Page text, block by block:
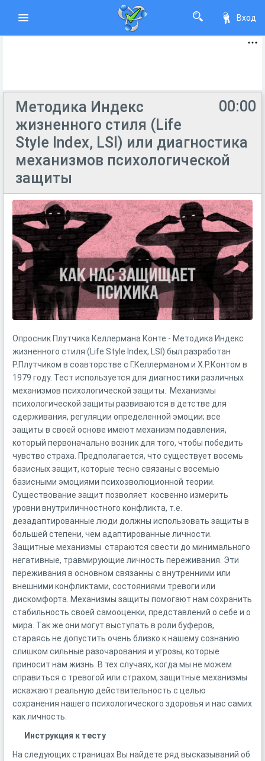
Вход
00:00
Методика Индекс
жизненного стиля (Life
Style Index, LSI) или диагностика
механизмов психологической
защиты
Опросник Плутчика Келлермана Конте - Методика Индекс
жизненного стиля (Life Style Index, LSI) был разработан
Р.Плутчиком в соавторстве с Г.Келлерманом и Х.Р.Контом в
1979 году. Тест используется для диагностики различных
механизмов психологической защиты. Механизмы
психологической защиты развиваются в детстве для
сдерживания, регуляции определенной эмоции; все
защиты в своей основе имеют механизм подавления,
который первоначально возник для того, чтобы победить
чувство страха. Предполагается, что существует восемь
базисных защит, которые тесно связаны с восемью
базисными эмоциями психоэволюционной теории.
Существование защит позволяет косвенно измерить
уровни внутриличностного конфликта, т.е.
дезадаптированные люди должны использовать защиты в
большей степени, чем адаптированные личности.
Защитные механизмы стараются свести до минимального
негативные, травмирующие личность переживания. Эти
переживания в основном связанны с внутренними или
внешними конфликтами, состояниями тревоги или
дискомфорта. Механизмы защиты помогают нам сохранить
стабильность своей самооценки, представлений о себе и о
мира. Так же они могут выступать в роли буферов,
стараясь не допустить очень близко к нашему сознанию
слишком сильные разочарования и угрозы, которые
приносит нам жизнь. В тех случаях, когда мы не можем
справиться с тревогой или страхом, защитные механизмы
искажают реальную действительность с целью
сохранения нашего психологического здоровья и нас самих
как личность.
Инструкция к тесту
На следующих страницах Вы найдете ряд высказываний об